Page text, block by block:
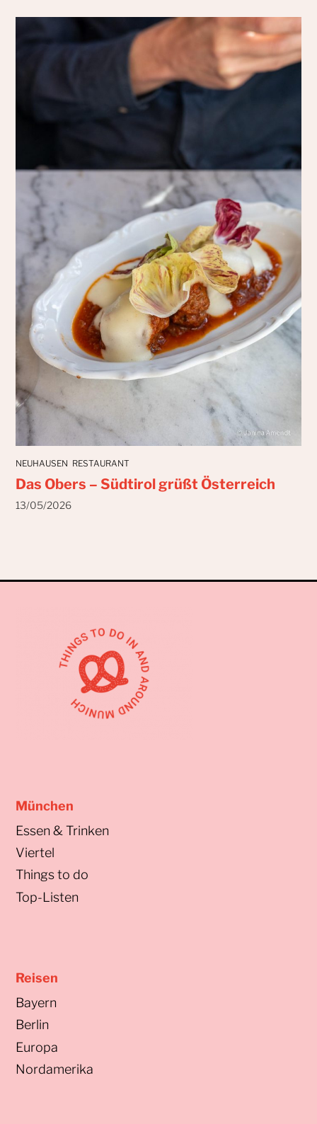
NEUHAUSEN RESTAURANT
Das Obers – Südtirol grüßt Österreich
13/05/2026
München
Essen & Trinken
Viertel
Things to do
Top-Listen
Reisen
Bayern
Berlin
Europa
Nordamerika